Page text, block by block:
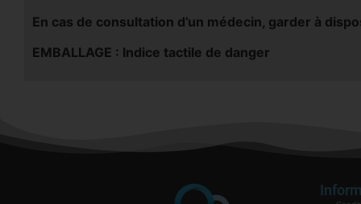
En cas de consultation d’un médecin, garder à
EMBALLAGE : Indice tactile de danger